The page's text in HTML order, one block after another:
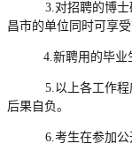
3.对招聘的博
昌市的单位同时可享
4.新聘用的毕业
5.以上各工作
后果自负。
6.考生在参加公